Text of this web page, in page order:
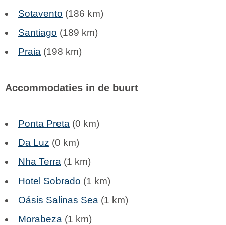
Sotavento (186 km)
Santiago (189 km)
Praia (198 km)
Accommodaties in de buurt
Ponta Preta (0 km)
Da Luz (0 km)
Nha Terra (1 km)
Hotel Sobrado (1 km)
Oásis Salinas Sea (1 km)
Morabeza (1 km)